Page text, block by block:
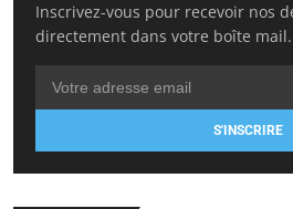
Inscrivez-vous pour recevoir nos
directement dans votre boîte mail.
S'INSCRIRE